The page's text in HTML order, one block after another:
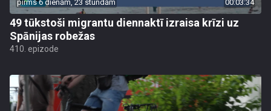
pirms 6 dienām, 23 stundām 00:03:34
49 tūkstoši migrantu diennaktī izraisa krīzi uz
Spānijas robežas
410. epizode